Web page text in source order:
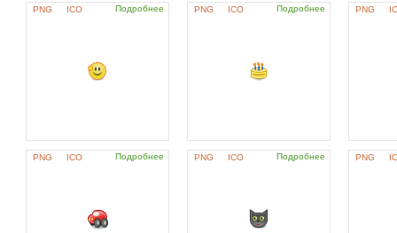
PNG ICO Подробнее PNG ICO Подробнее PNG
PNG ICO Подробнее PNG ICO Подробнее PNG